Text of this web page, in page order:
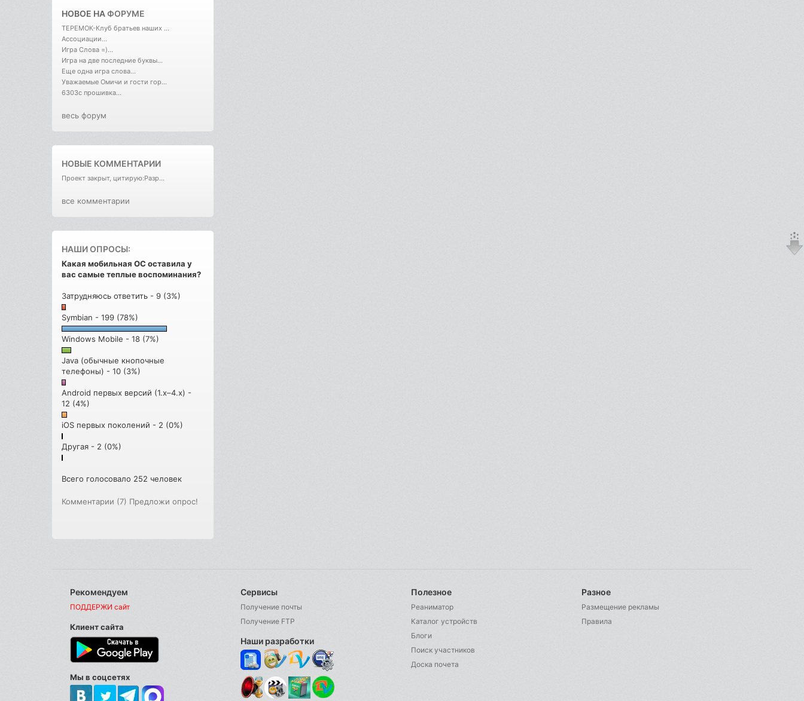
НОВОЕ НАФОРУМЕ
ТЕРЕМОК-Клуб братьев наших ...
Ассоциации...
Игра Слова =)...
Игра на две последние буквы...
Еще одна игра слова...
Уважаемые Омичи и гости гор...
6303с прошивка...
весь форум
НОВЫЕ КОММЕНТАРИИ
Проект закрыт, цитирую:Разр...
все комментарии
НАШИ ОПРОСЫ:
Какая мобильная ОС оставила у
вас самые теплые воспоминания?
Затрудняюсь ответить - 9 (3%)
Symbian - 199 (78%)
Windows Mobile - 18 (7%)
Java (обычные кнопочные
телефоны) - 10 (3%)
Android первых версий (1.x–4.x) -
12 (4%)
iOS первых поколений - 2 (0%)
Другая - 2 (0%)
Всего голосовало 252 человек
Комментарии (7) Предложи опрос!
Рекомендуем
ПОДДЕРЖИ сайт
Клиент сайта
Мы в соцсетях
Сервисы
Получение почты
Получение FTP
Наши разработки
Полезное
Реаниматор
Каталог устройств
Блоги
Поиск участников
Доска почета
Разное
Размещение рекламы
Правила